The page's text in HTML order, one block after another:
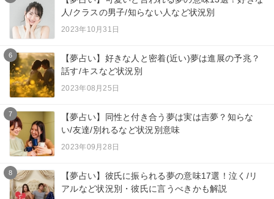
人/クラスの男子/知らない人など状況別
2023年10月31日
6
【夢占い】好きな人と密着(近い)夢は進展の予兆？
話す/キスなど状況別
2023年08月25日
7
【夢占い】同性と付き合う夢は実は吉夢？知らな
い/友達/別れるなど状況別意味
2023年09月28日
8
【夢占い】彼氏に振られる夢の意味17選！泣く/リ
アルなど状況別・彼氏に言うべきかも解説